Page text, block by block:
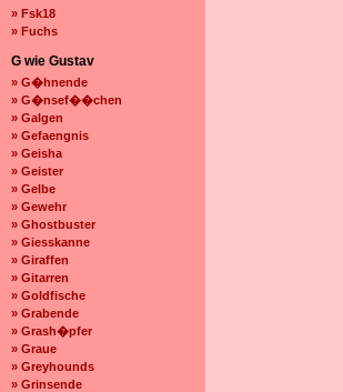
» Fsk18
» Fuchs
G wie Gustav
» G�hnende
» G�nsef��chen
» Galgen
» Gefaengnis
» Geisha
» Geister
» Gelbe
» Gewehr
» Ghostbuster
» Giesskanne
» Giraffen
» Gitarren
» Goldfische
» Grabende
» Grash�pfer
» Graue
» Greyhounds
» Grinsende